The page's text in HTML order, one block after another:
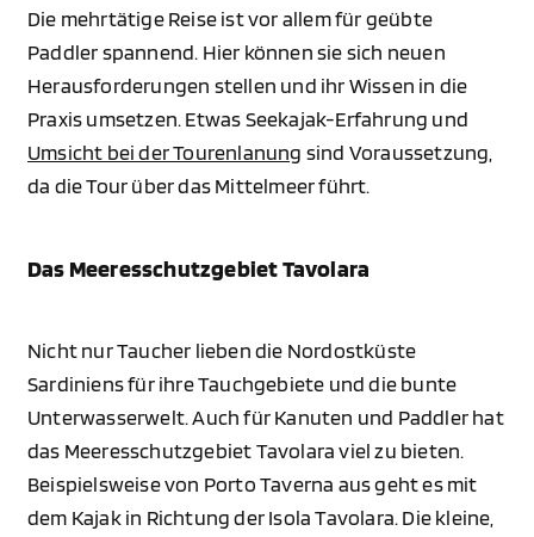
Die mehrtätige Reise ist vor allem für geübte
Paddler spannend. Hier können sie sich neuen
Herausforderungen stellen und ihr Wissen in die
Praxis umsetzen. Etwas Seekajak-Erfahrung und
Umsicht bei der Tourenlanung sind Voraussetzung,
da die Tour über das Mittelmeer führt.
Das Meeresschutzgebiet Tavolara
Nicht nur Taucher lieben die Nordostküste
Sardiniens für ihre Tauchgebiete und die bunte
Unterwasserwelt. Auch für Kanuten und Paddler hat
das Meeresschutzgebiet Tavolara viel zu bieten.
Beispielsweise von Porto Taverna aus geht es mit
dem Kajak in Richtung der Isola Tavolara. Die kleine,